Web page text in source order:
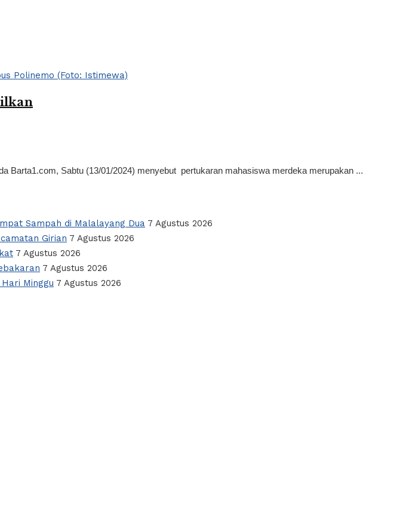
Barta1.com, Sabtu (13/01/2024) menyebut pertukaran mahasiswa merdeka merupakan ...
Sampah di Malalayang Dua 7 Agustus 2026
Girian 7 Agustus 2026
7 Agustus 2026
7 Agustus 2026
Minggu 7 Agustus 2026